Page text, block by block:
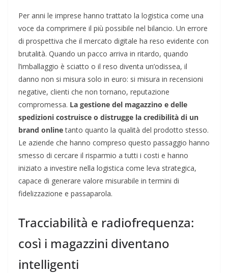
Per anni le imprese hanno trattato la logistica come una
voce da comprimere il più possibile nel bilancio. Un errore
di prospettiva che il mercato digitale ha reso evidente con
brutalità. Quando un pacco arriva in ritardo, quando
l’imballaggio è sciatto o il reso diventa un’odissea, il
danno non si misura solo in euro: si misura in recensioni
negative, clienti che non tornano, reputazione
compromessa. La gestione del magazzino e delle
spedizioni costruisce o distrugge la credibilità di un
brand onlinetanto quanto la qualità del prodotto stesso.
Le aziende che hanno compreso questo passaggio hanno
smesso di cercare il risparmio a tutti i costi e hanno
iniziato a investire nella logistica come leva strategica,
capace di generare valore misurabile in termini di
fidelizzazione e passaparola.
Tracciabilità e radiofrequenza:
così i magazzini diventano
intelligenti